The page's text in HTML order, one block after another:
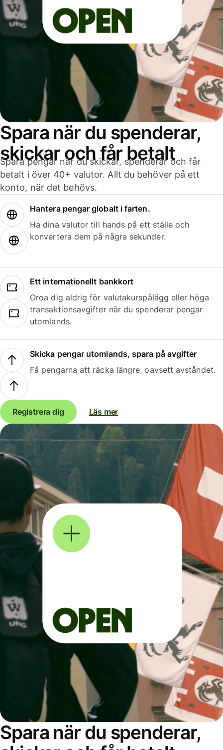
Spara när du spenderar,
skickar och får betalt
Spara pengar när du skickar, spenderar och får
betalt i över 40+ valutor. Allt du behöver på ett
konto, när det behövs.
Hantera pengar globalt i farten.
Ha dina valutor till hands på ett ställe och
konvertera dem på några sekunder.
Ett internationellt bankkort
Oroa dig aldrig för valutakurspålägg eller höga
transaktionsavgifter när du spenderar pengar
utomlands.
Skicka pengar utomlands, spara på avgifter
Få pengarna att räcka längre, oavsett avståndet.
Registrera dig Läs mer
Spara när du spenderar,